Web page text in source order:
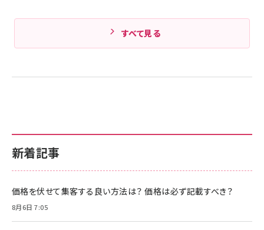
新着記事
価格を伏せて集客する良い方法は？ 価格は必ず記載すべき？
8月6日 7:05
すべて見る